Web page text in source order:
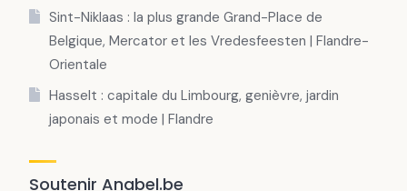
Sint-Niklaas : la plus grande Grand-Place de
Belgique, Mercator et les Vredesfeesten | Flandre-
Orientale
Hasselt : capitale du Limbourg, genièvre, jardin
japonais et mode | Flandre
Soutenir Anabel.be